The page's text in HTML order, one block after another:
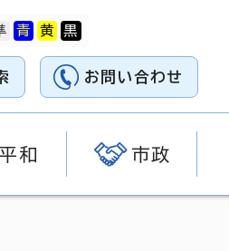
お問い合わせ
和 市政